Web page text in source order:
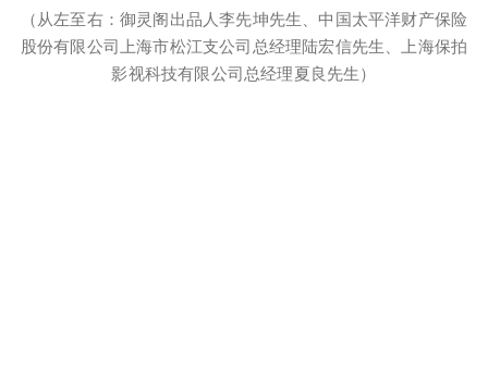
（从左至右：御灵阁出品人李先坤先生、中国太平洋财产保险
股份有限公司上海市松江支公司总经理陆宏信先生、上海保拍
影视科技有限公司总经理夏良先生）